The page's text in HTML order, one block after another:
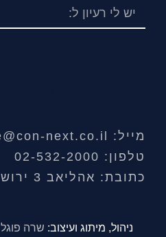
מייל: office@con-next.co.il
טלפון: 02-532-2000
כתובת: אהליאב 3 ירושלים
ניהול, מיתוג ועיצוב: שרה פוגל